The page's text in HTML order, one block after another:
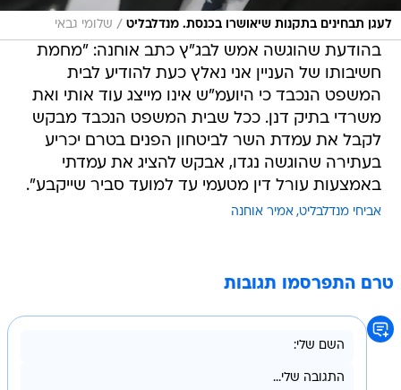
לעגן תבחינים בתקנות שיאושרו בכנסת. מנדלבליט / שלומי גבאי
בהודעת שהוגשה אמש לבג"ץ כתב אוחנה: "מחמת
חשיבותו של העניין אני נאלץ כעת להודיע לבית
המשפט הנכבד כי היועמ"ש אינו מייצג עוד אותי ואת
משרדי בתיק דנן. ככל שבית המשפט הנכבד מבקש
לקבל את עמדת השר לביטחון הפנים בטרם יכריע
בעתירה שהוגשה נגדו, אבקש להציג את עמדתי
באמצעות עורל דין מטעמי עד למועד סביר שייקבע".
אביחי מנדלבליט אמיר אוחנה
טרם התפרסמו תגובות